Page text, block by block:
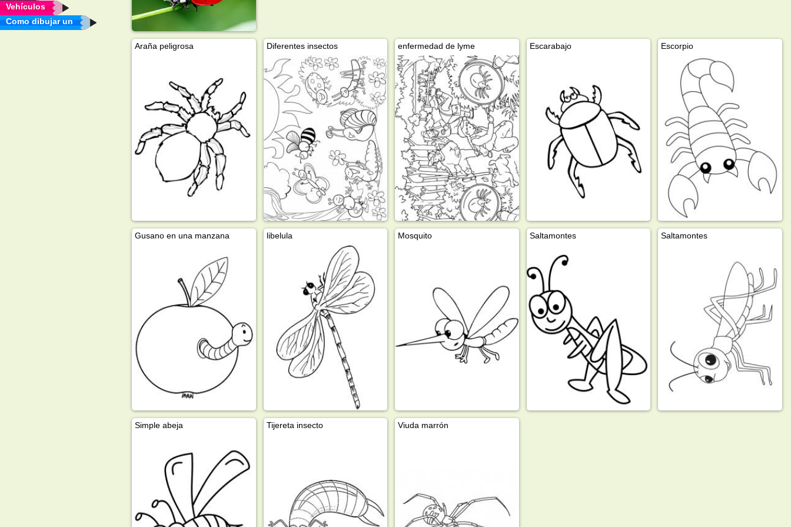
Vehículos
Como dibujar un
Araña peligrosa Diferentes insectos enfermedad de lyme Escarabajo Escorpio
Gusano en una manzana libelula Mosquito Saltamontes Saltamontes
Simple abeja Tijereta insecto Viuda marrón